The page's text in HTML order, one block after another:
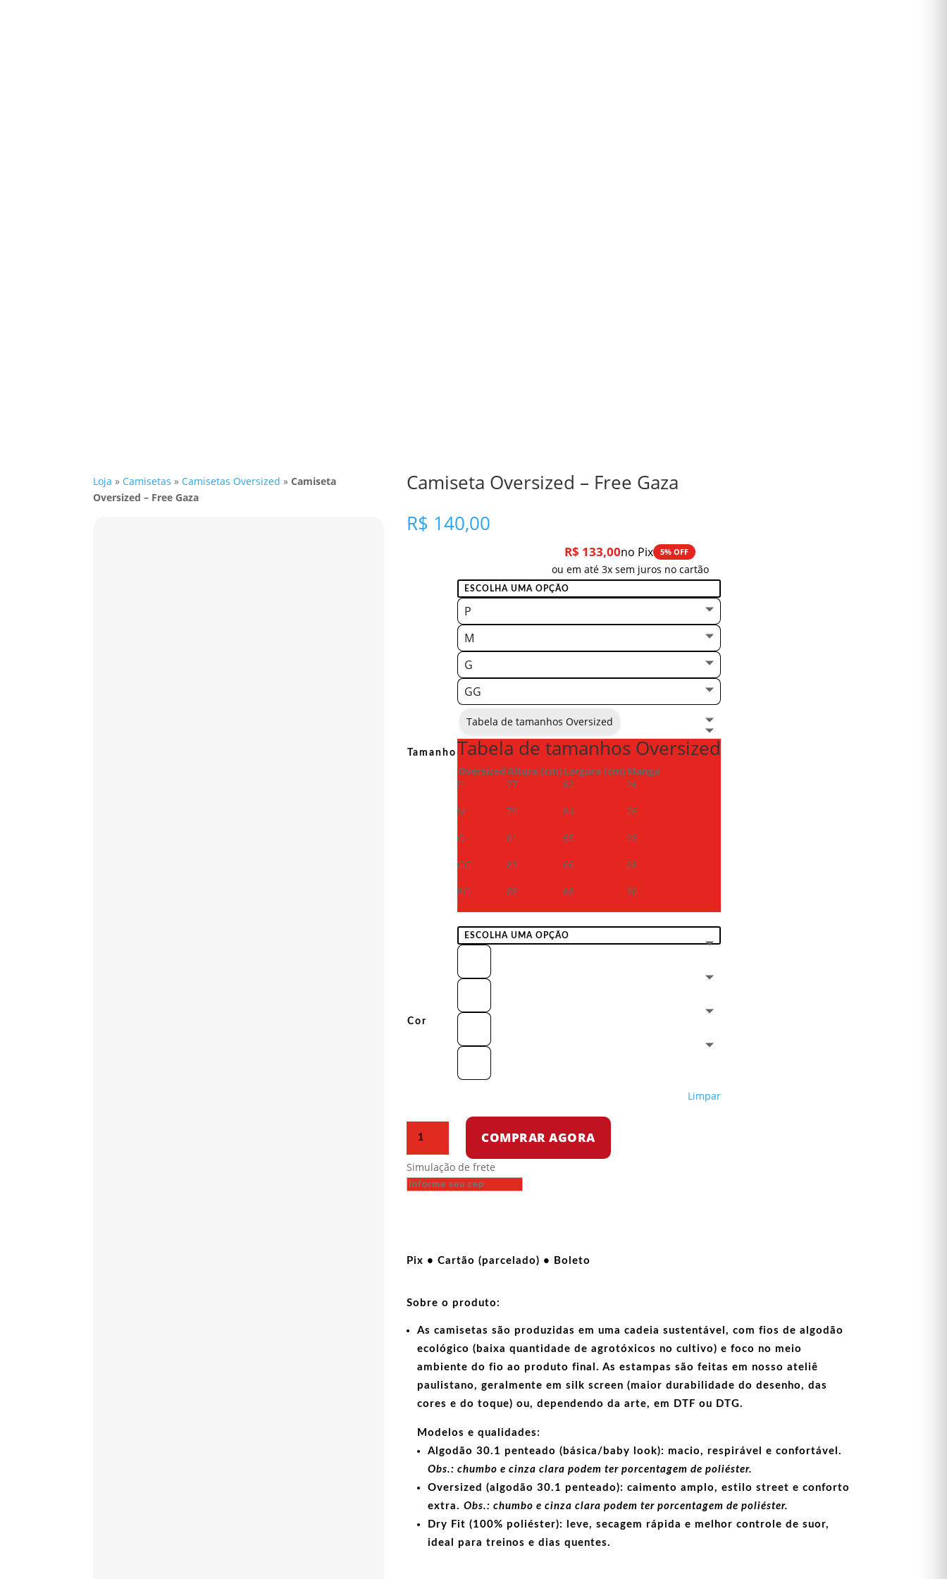
Loja » Camisetas » Camisetas Oversized » Camiseta
Oversized – Free Gaza
Camiseta Oversized – Free Gaza
R$ 140,00
R$ 133,00no Pix 5% OFF
ou em até 3x sem juros no cartão
Tamanho
P
M
G
GG
Tabela de tamanhos Oversized
Tabela de tamanhos Oversized
OversizedAltura (cm) Largura (cm) Manga
P
77 62
26
M
79 64
26
G
81 65
28
GG
83 66
28
EG
85 68 30
Cor
Limpar
Free
Gaza
COMPRAR AGORA
Simulação de frete
Pix • Cartão (parcelado) • Boleto
Sobre o produto:
As camisetas são produzidas em uma cadeia sustentável, com fios de algodão
ecológico (baixa quantidade de agrotóxicos no cultivo) e foco no meio
ambiente do fio ao produto final. As estampas são feitas em nosso ateliê
paulistano, geralmente em silk screen (maior durabilidade do desenho, das
cores e do toque) ou, dependendo da arte, em
DTF ou DTG.
Modelos e qualidades:
Algodão 30.1 penteado (básica/baby look): macio, respirável e confortável.
Obs.: chumbo e cinza clara podem ter porcentagem de poliéster.
Oversized (algodão 30.1 penteado): caimento amplo, estilo street e conforto
extra. Obs.: chumbo e cinza clara podem ter porcentagem de poliéster.
Dry Fit (100% poliéster):
leve, secagem rápida e melhor controle de suor,
ideal para treinos e dias quentes.